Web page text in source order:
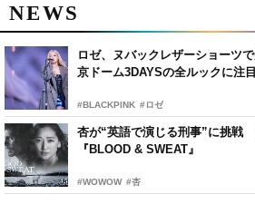
NEWS
ロゼ、ヌバックレザーショーツ
京ドーム3DAYSの全ルックに注目
#BLACKPINK #ロゼ
杏が“英語で演じる刑事”に挑戦
『BLOOD & SWEAT』
#WOWOW #杏